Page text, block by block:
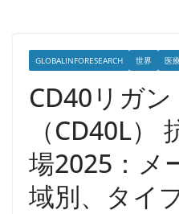
GLOBALINFORESEARCH 世界 医
CD40リガン
（CD40L）
場2025：メ
域別、タイ